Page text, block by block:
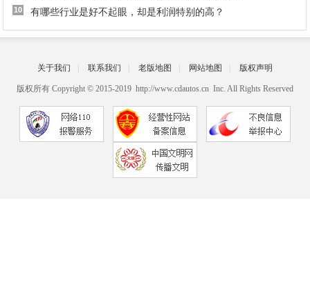
10 有哪些行业是好不起眼，却是利润特别的高？
关于我们 联系我们 老版地图 网站地图 版权声明
版权所有 Copyright © 2015-2019 http://www.cdautos.cn Inc. All Rights Reserved